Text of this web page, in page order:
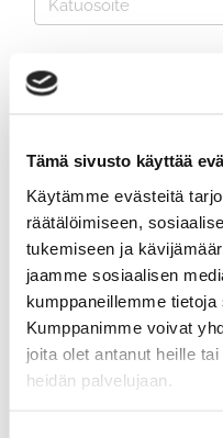
Tämä sivusto käyttää
Käytämme evästeitä
räätälöimiseen,
tukemiseen ja
jaamme sosiaalisen
kumppaneillemme
Kumppanimme voivat
joita olet antanut heille
heidän palvelujaan.
Suomi
Lisätiedot